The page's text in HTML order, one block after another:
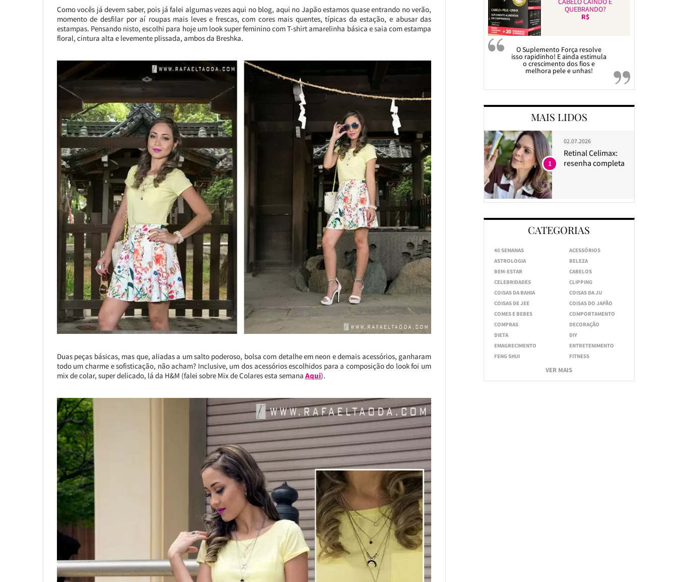
Como vocês já devem saber, pois já falei algumas vezes aqui no blog, aqui no Japão estamos quase entrando no verão,
momento de desfilar por aí roupas mais leves e frescas, com cores mais quentes, típicas da estação, e abusar das
estampas. Pensando nisto, escolhi para hoje um look super feminino com T-shirt amarelinha básica e saia com estampa
floral, cintura alta e levemente plissada, ambos da Breshka.
Duas peças básicas, mas que, aliadas a um salto poderoso, bolsa com detalhe em neon e demais acessórios, ganharam
todo um charme e sofisticação, não acham? Inclusive, um dos acessórios escolhidos para a composição do look foi um
mix de colar, super delicado, lá da H&M (falei sobre Mix de Colares esta semana Aqui).
QUEBRANDO?
R$
O Suplemento Força resolve
isso rapidinho! E ainda estimula
o crescimento dos fios e
melhora pele e unhas!
MAIS LIDOS
02.07.2026
Retinal Celimax:
resenha completa
1
CATEGORIAS
40 SEMANAS
ACESSÓRIOS
ASTROLOGIA
BELEZA
BEM-ESTAR
CABELOS
CELEBRIDADES
CLIPPING
COISAS DA BAHIA
COISAS DA JU
COISAS DE JEE
COISAS DO JAPÃO
COMES E BEBES
COMPORTAMENTO
COMPRAS
DECORAÇÃO
DIETA
DIY
EMAGRECIMENTO
ENTRETENIMENTO
FENG SHUI
FITNESS
VER MAIS